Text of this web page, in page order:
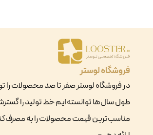
فروشگاه لوستر
در فروشگاه لوستر صفر تا صد محصولات را
طول سال‌ها توانسته‌ایم خط تولید را
مناسب‌ترین قیمت محصولات را به